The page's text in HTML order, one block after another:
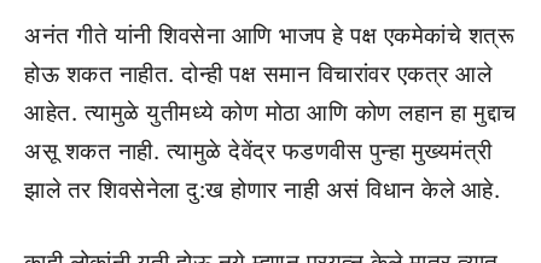
अनंत गीते यांनी शिवसेना आणि भाजप हे पक्ष एकमेकांचे शत्रू
होऊ शकत नाहीत. दोन्ही पक्ष समान विचारांवर एकत्र आले
आहेत. त्यामुळे युतीमध्ये कोण मोठा आणि कोण लहान हा मुद्दाच
असू शकत नाही. त्यामुळे देवेंद्र फडणवीस पुन्हा मुख्यमंत्री
झाले तर शिवसेनेला दु:ख होणार नाही असं विधान केले आहे.